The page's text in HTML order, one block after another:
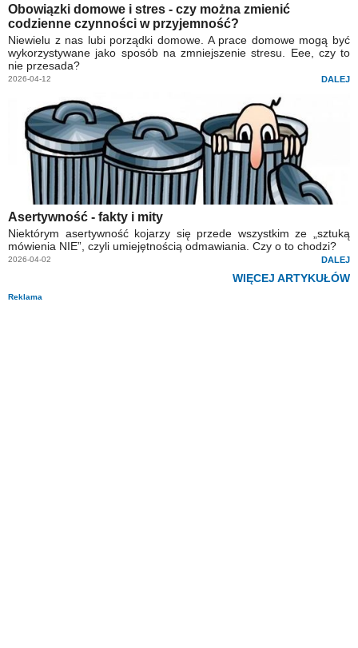
Obowiązki domowe i stres - czy można zmienić
codzienne czynności w przyjemność?
Niewielu z nas lubi porządki domowe. A prace domowe mogą być
wykorzystywane jako sposób na zmniejszenie stresu. Eee, czy to
nie przesada?
2026-04-12 DALEJ
Asertywność - fakty i mity
Niektórym asertywność kojarzy się przede wszystkim ze „sztuką
mówienia NIE”, czyli umiejętnością odmawiania. Czy o to chodzi?
2026-04-02 DALEJ
WIĘCEJ ARTYKUŁÓW
Reklama